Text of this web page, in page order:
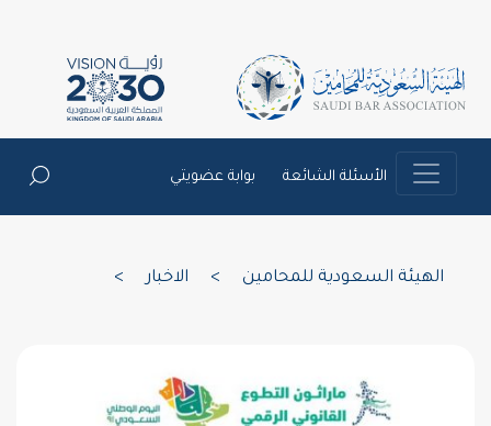
الأسئلة الشائعة بوابة عضويتي
الهيئة السعودية للمحامين الاخبار